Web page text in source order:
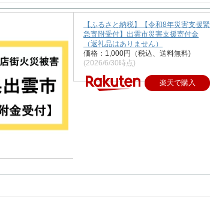
【ふるさと納税】【令和8年災害支援緊
急寄附受付】出雲市災害支援寄付金
（返礼品はありません）
価格：1,000円（税込、送料無料)
(2026/6/30時点)
楽天で購入